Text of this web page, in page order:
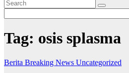
Tag: osis splasma
Berita Breaking News Uncategorized